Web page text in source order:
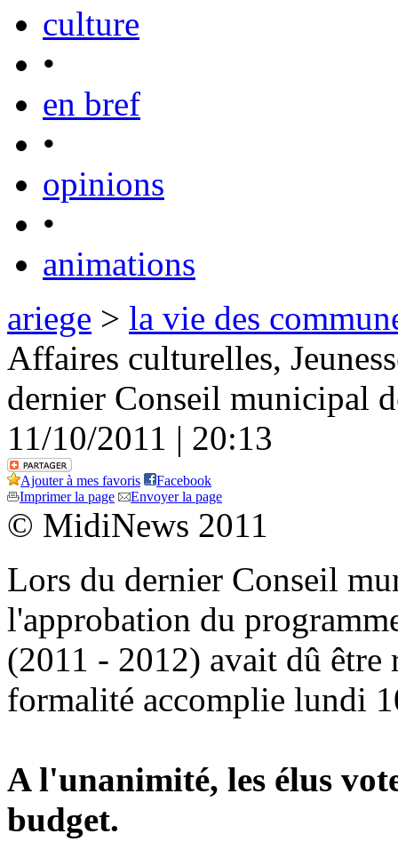
culture
•
en bref
•
opinions
•
animations
ariege > la vie des
Affaires culturelles,
dernier Conseil municipal
11/10/2011 | 20:13
Ajouter à mes favoris
Facebook
Imprimer la page
Envoyer la page
© MidiNews 2011
Lors du dernier Conseil
l'approbation du
(2011 - 2012) avait dû
formalité accomplie lundi
A l'unanimité, les élus
budget.